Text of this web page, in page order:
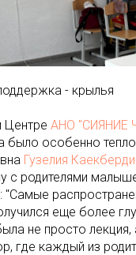
- крылья
Центре АНО "СИЯНИЕ
было особенно
Гузелия
с родителями
"Самые
еще более
не просто лекция,
где каждый из